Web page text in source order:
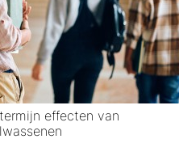
effecten van